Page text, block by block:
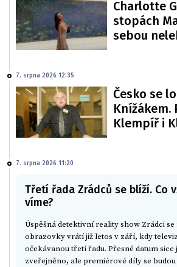
Charlotte
stopách
sebou
7. srpna 2026 12:35
Česko se
Knížákem.
Klempíř i
7. srpna 2026 11:20
Třetí řada Zrádců se blíží. Co
víme?
Úspěšná detektivní reality show Zrádci
obrazovky vrátí již letos v září, kdy
očekávanou třetí řadu. Přesné datum
zveřejněno, ale premiérové díly se